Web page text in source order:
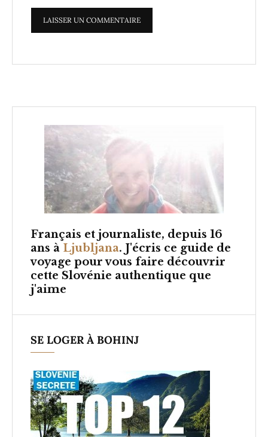
Français et journaliste, depuis 16
ans à Ljubljana. J'écris ce guide de
voyage pour vous faire découvrir
cette Slovénie authentique que
j'aime
SE LOGER À BOHINJ